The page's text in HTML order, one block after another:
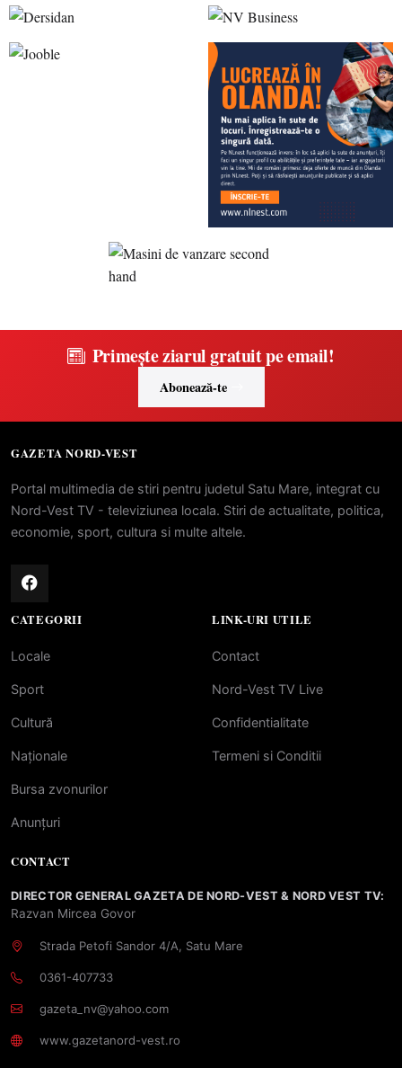
Primește ziarul gratuit pe email!
Abonează-te
GAZETA NORD-VEST
Portal multimedia de stiri pentru judetul Satu Mare, integrat cu
Nord-Vest TV - televiziunea locala. Stiri de actualitate, politica,
economie, sport, cultura si multe altele.
CATEGORII
Locale
Sport
Cultură
Naționale
Bursa zvonurilor
Anunțuri
LINK-URI UTILE
Contact
Nord-Vest TV Live
Confidentialitate
Termeni si Conditii
CONTACT
DIRECTOR GENERAL GAZETA DE NORD-VEST & NORD VEST TV:
Razvan Mircea Govor
Strada Petofi Sandor 4/A, Satu Mare
0361-407733
gazeta_nv@yahoo.com
www.gazetanord-vest.ro